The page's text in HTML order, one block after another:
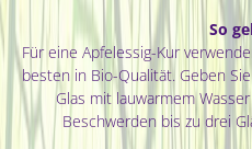
So
Für eine Apfelessig-Kur
besten in Bio-Qualität. Geben
Glas mit lauwarmem
Beschwerden bis zu drei